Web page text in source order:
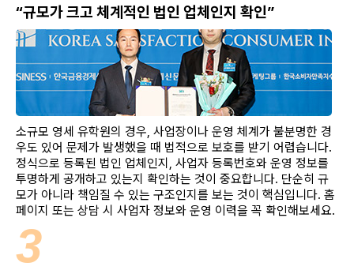
“규모가 크고 체계적인 법인 업체인지 확인”
소규모 영세 유학원의 경우, 사업장이나 운영 체계가 불분명한 경
우도 있어 문제가 발생했을 때 법적으로 보호를 받기 어렵습니다.
정식으로 등록된 법인 업체인지, 사업자 등록번호와 운영 정보를
투명하게 공개하고 있는지 확인하는 것이 중요합니다. 단순히 규
모가 아니라 책임질 수 있는 구조인지를 보는 것이 핵심입니다. 홈
페이지 또는 상담 시 사업자 정보와 운영 이력을 꼭 확인해보세요.
3